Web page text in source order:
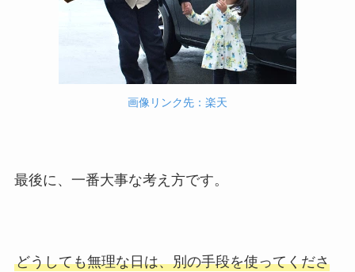
画像リンク先：楽天
最後に、一番大事な考え方です。
どうしても無理な日は、別の手段を使ってくださ